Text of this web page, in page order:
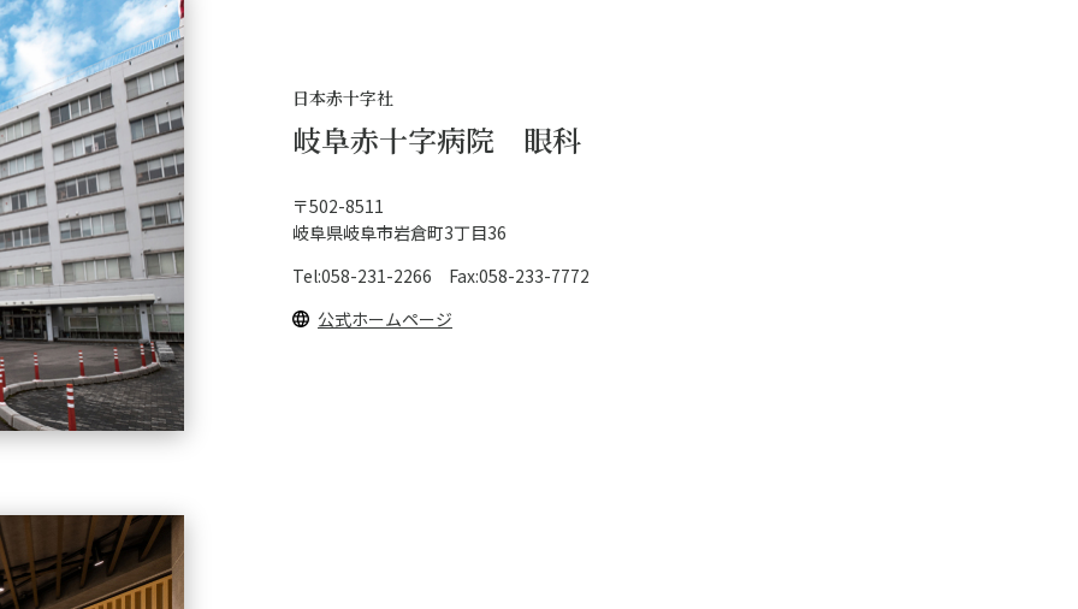
日本赤十字社
岐阜赤十字病院 眼科
〒502-8511
岐阜県岐阜市岩倉町3丁目36
Tel:058-231-2266 Fax:058-233-7772
公式ホームページ